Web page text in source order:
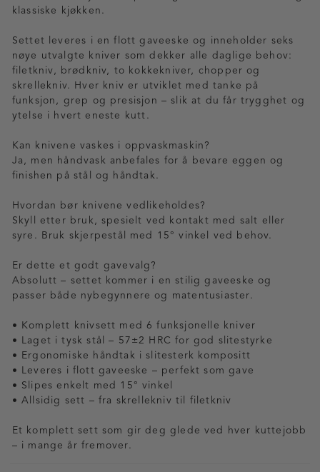
klassiske kjøkken.
Settet leveres i en flott gaveeske og inneholder seks
nøye utvalgte kniver som dekker alle daglige behov:
filetkniv, brødkniv, to kokkekniver, chopper og
skrellekniv. Hver kniv er utviklet med tanke på
funksjon, grep og presisjon – slik at du får trygghet og
ytelse i hvert eneste kutt.
Kan knivene vaskes i oppvaskmaskin?
Ja, men håndvask anbefales for å bevare eggen og
finishen på stål og håndtak.
Hvordan bør knivene vedlikeholdes?
Skyll etter bruk, spesielt ved kontakt med salt eller
syre. Bruk skjerpestål med 15° vinkel ved behov.
Er dette et godt gavevalg?
Absolutt – settet kommer i en stilig gaveeske og
passer både nybegynnere og matentusiaster.
• Komplett knivsett med 6 funksjonelle kniver
• Laget i tysk stål – 57±2 HRC for god slitestyrke
• Ergonomiske håndtak i slitesterk kompositt
• Leveres i flott gaveeske – perfekt som gave
• Slipes enkelt med 15° vinkel
• Allsidig sett – fra skrellekniv til filetkniv
Et komplett sett som gir deg glede ved hver kuttejobb
– i mange år fremover.